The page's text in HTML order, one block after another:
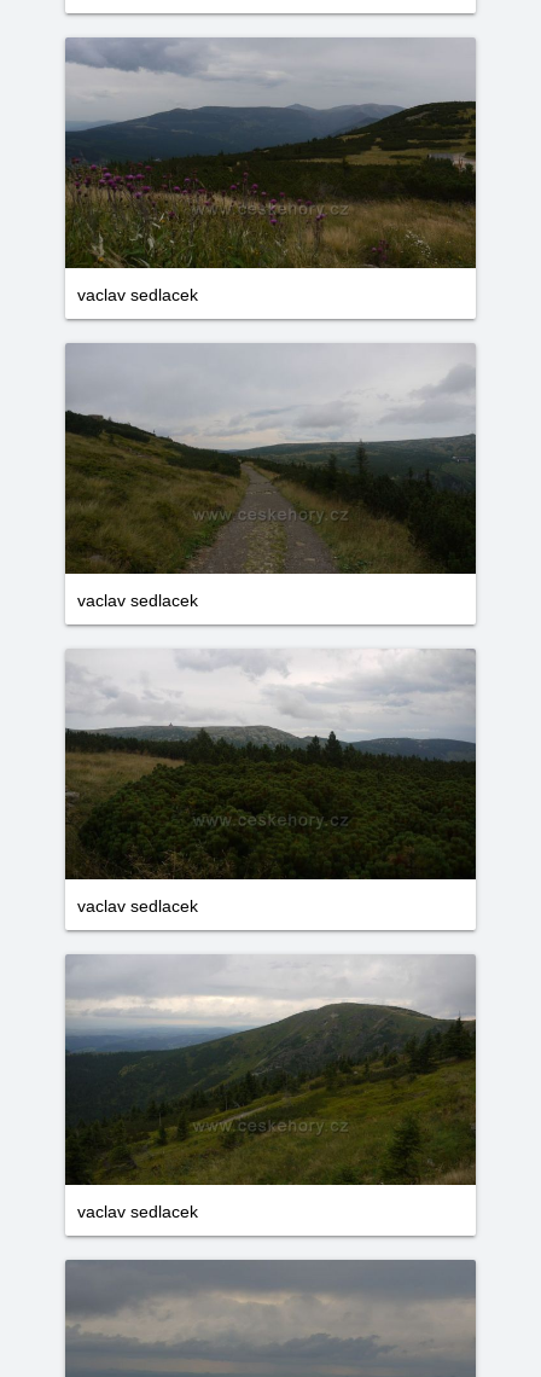
vaclav sedlacek
vaclav sedlacek
vaclav sedlacek
vaclav sedlacek